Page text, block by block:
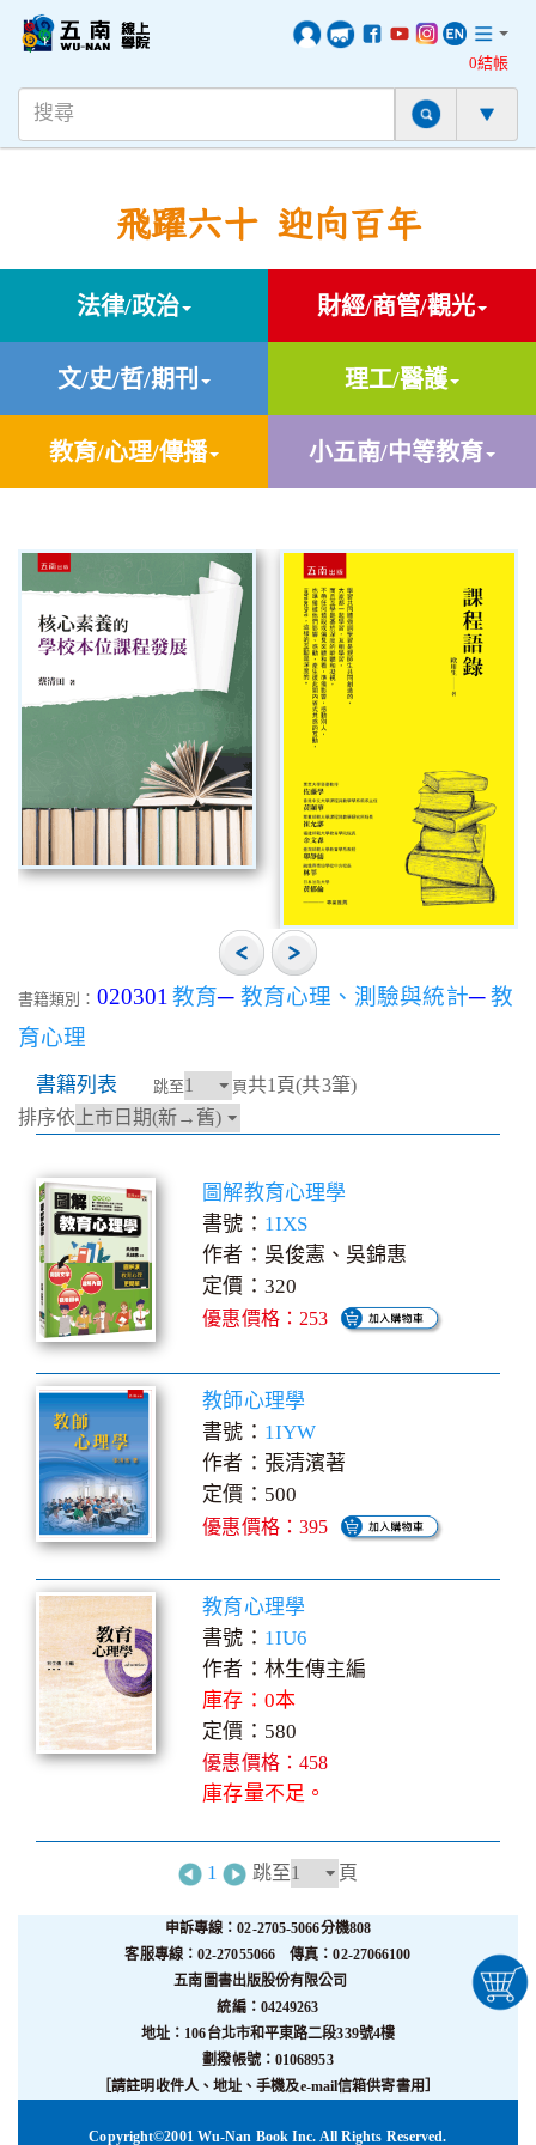
0結帳
飛躍六十 迎向百年
法律/政治 財經/商管/觀光
文/史/哲/期刊 理工/醫護
教育/心理/傳播 小五南/中等教育
書籍類別： 020301 教育─ 教育心理、測驗與統計─教
育心理
書籍列表 跳至 頁共1頁(共3筆)
排序依
圖解教育心理學
書號： 1IXS
作者：吳俊憲、吳錦惠
定價：320
優惠價格：253
教師心理學
書號： 1IYW
作者：張清濱著
定價：500
優惠價格：395
教育心理學
書號： 1IU6
作者：林生傳主編
庫存：0本
定價：580
優惠價格：458
庫存量不足。
1 跳至 頁
申訴專線：02-2705-5066分機808
客服專線：02-27055066 傳真：02-27066100
五南圖書出版股份有限公司
統編：04249263
地址：106台北市和平東路二段339號4樓
劃撥帳號：01068953
［請註明收件人、地址、手機及e-mail信箱供寄書用］
Copyright©2001 Wu-Nan Book Inc. All Rights Reserved.